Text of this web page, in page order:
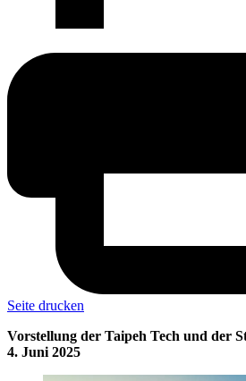
Seite drucken
Vorstellung der Taipeh Tech und der
4. Juni 2025